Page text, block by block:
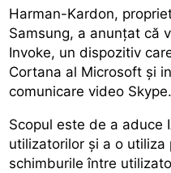
Harman-Kardon,
Samsung, a anunțat că
Invoke, un dispozitiv
Cortana al Microsoft și
comunicare video Skype.
Scopul este de a aduce
utilizatorilor și a o utiliza
schimburile între